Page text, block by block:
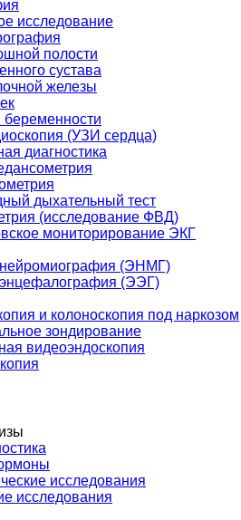
исследование
полости
сустава
железы
(УЗИ сердца)
диагностика
дыхательный тест
(исследование ФВД)
мониторирование ЭКГ
(ЭНМГ)
(ЭЭГ)
и колоноскопия под наркозом
зондирование
видеоэндоскопия
исследования
исследования